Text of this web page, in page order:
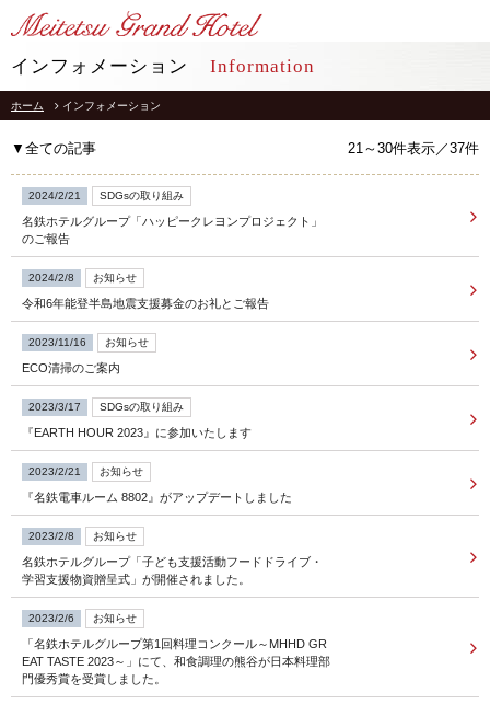
LANGUAGE
TOP トップ
STAY 宿泊
RESTAURANT レストラン
インフォメーション
アクセス
よくあるご質問
お問合せ
お取引様用通報窓口
採用情報
会社概要
ホテルパンフレット
FOLLOW US
インフォメーション Information
ホーム インフォメーション
▼全ての記事 21～30件表示／37件
2024/2/21 SDGsの取り組み
名鉄ホテルグループ「ハッピークレヨンプロジェクト」
のご報告
2024/2/8 お知らせ
令和6年能登半島地震支援募金のお礼とご報告
2023/11/16 お知らせ
ECO清掃のご案内
2023/3/17 SDGsの取り組み
『EARTH HOUR 2023』に参加いたします
2023/2/21 お知らせ
『名鉄電車ルーム 8802』がアップデートしました
2023/2/8 お知らせ
名鉄ホテルグループ「子ども支援活動フードドライブ・
学習支援物資贈呈式」が開催されました。
2023/2/6 お知らせ
「名鉄ホテルグループ第1回料理コンクール～MHHD GR
EAT TASTE 2023～」にて、和食調理の熊谷が日本料理部
門優秀賞を受賞しました。